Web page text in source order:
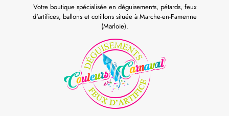
Votre boutique spécialisée en déguisements, pétards, feux
d'artifices, ballons et cotillons située à Marche-en-Famenne
(Marloie).